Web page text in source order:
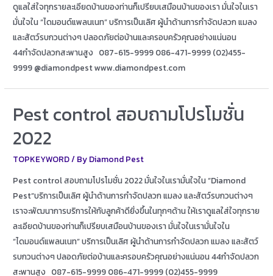
ดูแลใส่ใจทุกรายละเอียดบ้านของท่านก็เปรียบเสมือนบ้านของเรา มั่นใจในเรา
มั่นใจใน “ไดมอนด์แพลนเนท” บริการเป็นเลิศ ผู้นำด้านการกำจัดปลวก แมลง
และสัตว์รบกวนต่างๆ ปลอดภัยต่อบ้านและครอบครัวคุณอย่างแน่นอน
44กำจัดปลวกสะพานสูง 087-615-9999 086-471-9999 (02)455-
9999 @diamondpest www.diamondpest.com
Pest control สอบถามโปรโมชั่น
2022
TOPKEYWORD/ By Diamond Pest
Pest control สอบถามโปรโมชั่น 2022 มั่นใจในเรามั่นใจใน “Diamond
Pest”บริการเป็นเลิศ ผู้นำด้านการกำจัดปลวก แมลง และสัตว์รบกวนต่างๆ
เราจะพัฒนาการบริการให้กับลูกค้าดียิ่งขึ้นในทุกๆด้าน ให้เราดูแลใส่ใจทุกราย
ละเอียดบ้านของท่านก็เปรียบเสมือนบ้านของเรา มั่นใจในเรามั่นใจใน
“ไดมอนด์แพลนเนท” บริการเป็นเลิศ ผู้นำด้านการกำจัดปลวก แมลง และสัตว์
รบกวนต่างๆ ปลอดภัยต่อบ้านและครอบครัวคุณอย่างแน่นอน 44กำจัดปลวก
สะพานสูง 087-615-9999 086-471-9999 (02)455-9999